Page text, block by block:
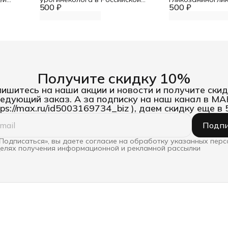
500 ₽
Федерации: Методические 500 ₽
заболеваний
Получите скидку 10%
на наши акции и новости и получите
заказ. А за подписку на наш канал в
max.ru/id5003169734_biz ), даем скидку еще в
вы даете согласие на обработку указанных
получения информационной и рекламной рассылки